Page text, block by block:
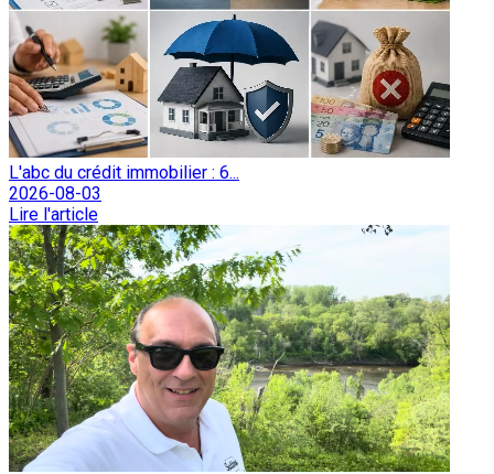
L'abc du crédit immobilier : 6...
2026-08-03
Lire l'article